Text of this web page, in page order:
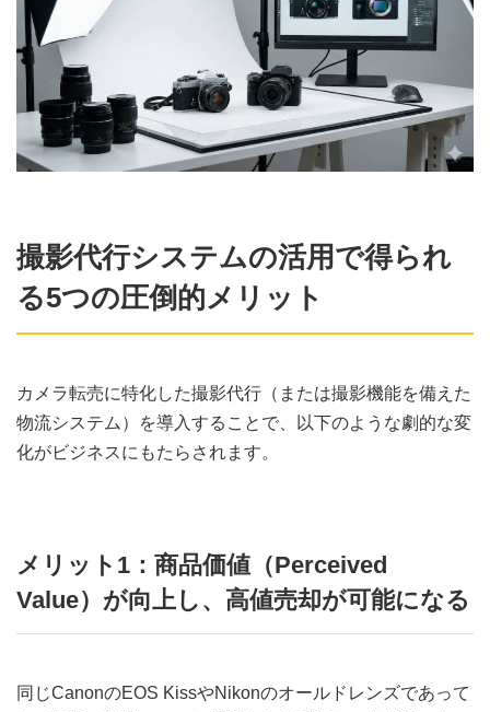
撮影代行システムの活用で得られ
る5つの圧倒的メリット
カメラ転売に特化した撮影代行（または撮影機能を備えた
物流システム）を導入することで、以下のような劇的な変
化がビジネスにもたらされます。
メリット1：商品価値（Perceived
Value）が向上し、高値売却が可能になる
同じCanonのEOS KissやNikonのオールドレンズであって